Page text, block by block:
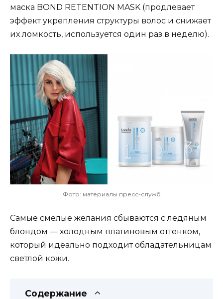
маска BOND RETENTION MASK (продлевает
эффект укрепления структуры волос и снижает
их ломкость, используется один раз в неделю).
Фото: материалы пресс-служб
Самые смелые желания сбываются с ледяным
блондом — холодным платиновым оттенком,
который идеально подходит обладательницам
светлой кожи.
Содержание